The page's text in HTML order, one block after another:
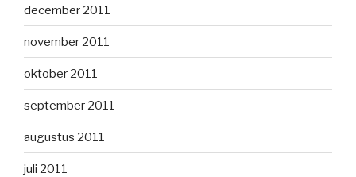
december 2011
november 2011
oktober 2011
september 2011
augustus 2011
juli 2011